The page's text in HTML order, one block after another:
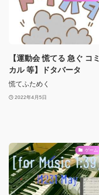
【運動会 慌てる 急ぐ コミ
カル 等】ドタバータ
慌てふためく
2022年4月5日
ゲーム